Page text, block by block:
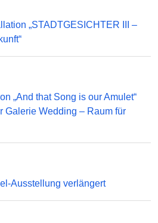
„STADTGESICHTER III –
„And that Song is our Amulet“
Galerie Wedding – Raum für
Ausstellung verlängert